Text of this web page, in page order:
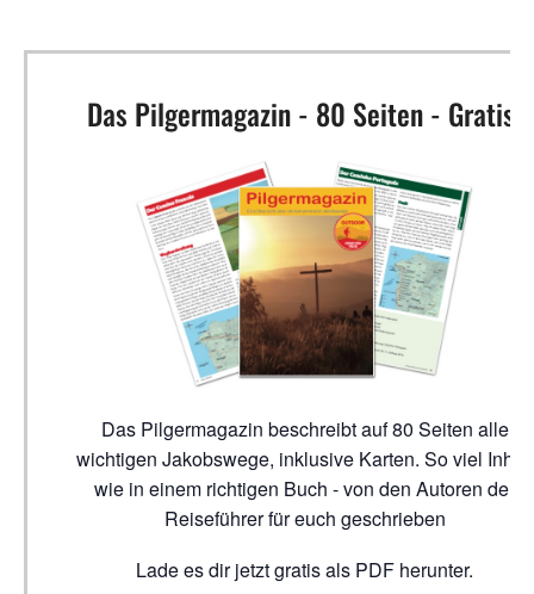
Das Pilgermagazin - 80 Seiten - Gratis!
Das Pilgermagazin beschreibt auf 80 Seiten alle
wichtigen Jakobswege, inklusive Karten. So viel Inhalt
wie in einem richtigen Buch - von den Autoren der
Reiseführer für euch geschrieben
Lade es dir jetzt gratis als PDF herunter.